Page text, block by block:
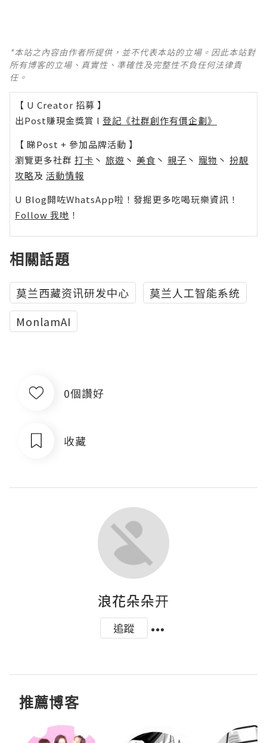
*本站之內容由作者所提供，並不代表本站的立場。因此本站對
所有博客的立場、真實性、準確性及完整性不負任何法律責
任。
【 U Creator 招募 】
出Post賺現金獎賞 l 登記《社群創作有價企劃》
【 睇Post + 參加品牌活動 】
瀏覽更多社群 打卡 丶 旅遊 丶 美食 丶 親子 丶 寵物 丶 扮靚
攻略及 活動情報
U Blog開咗WhatsApp啦！發掘更多吃喝玩樂資訊！
Follow 我哋 ！
相關話題
莫兰西藏资讯研发中心
莫兰人工智能系统
MonlamAI
0個讚好
收藏
浪花朵朵开
追蹤
推薦博客